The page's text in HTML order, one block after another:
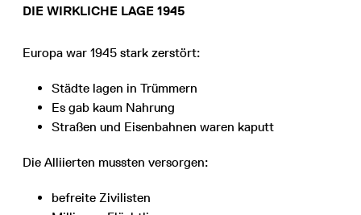
DIE WIRKLICHE LAGE 1945
Europa war 1945 stark zerstört:
Städte lagen in Trümmern
Es gab kaum Nahrung
Straßen und Eisenbahnen waren kaputt
Die Alliierten mussten versorgen:
befreite Zivilisten